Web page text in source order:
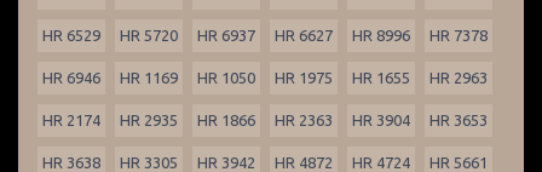
HR 6529 HR 5720 HR 6937 HR 6627 HR 8996 HR 7378
HR 6946 HR 1169 HR 1050 HR 1975 HR 1655 HR 2963
HR 2174 HR 2935 HR 1866 HR 2363 HR 3904 HR 3653
HR 3638 HR 3305 HR 3942 HR 4872 HR 4724 HR 5661